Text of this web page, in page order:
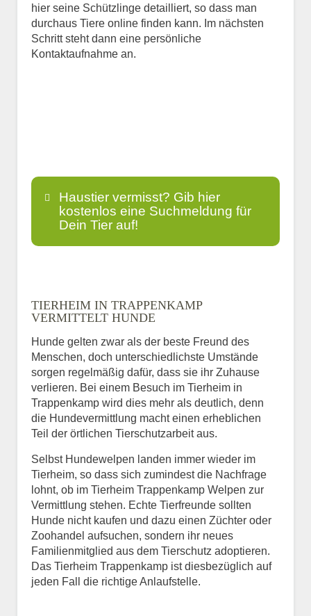
hier seine Schützlinge detailliert, so dass man
durchaus Tiere online finden kann. Im nächsten
Schritt steht dann eine persönliche
Kontaktaufnahme an.
Haustier vermisst? Gib hier
kostenlos eine Suchmeldung für
Dein Tier auf!
E-Mail*
Informationen über das
Tier.
Art des Tiers*
TIERHEIM IN TRAPPENKAMP
VERMITTELT HUNDE
Hunde gelten zwar als der beste Freund des
Menschen, doch unterschiedlichste Umstände
sorgen regelmäßig dafür, dass sie ihr Zuhause
verlieren. Bei einem Besuch im Tierheim in
Trappenkamp wird dies mehr als deutlich, denn
die Hundevermittlung macht einen erheblichen
Teil der örtlichen Tierschutzarbeit aus.
Selbst Hundewelpen landen immer wieder im
Tierheim, so dass sich zumindest die Nachfrage
lohnt, ob im Tierheim Trappenkamp Welpen zur
Vermittlung stehen. Echte Tierfreunde sollten
Hunde nicht kaufen und dazu einen Züchter oder
Zoohandel aufsuchen, sondern ihr neues
Familienmitglied aus dem Tierschutz adoptieren.
Das Tierheim Trappenkamp ist diesbezüglich auf
jeden Fall die richtige Anlaufstelle.